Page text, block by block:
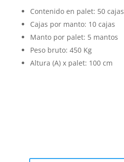
Contenido en palet: 50 cajas
Cajas por manto: 10 cajas
Manto por palet: 5 mantos
Peso bruto: 450 Kg
Altura (A) x palet: 100 cm